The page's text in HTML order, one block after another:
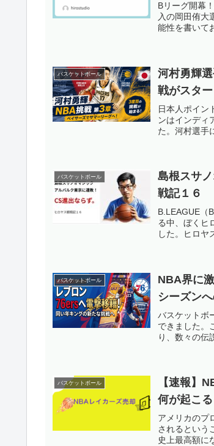
Bリーグ開幕
入の岡田侑大
能性を書いて
バスケットボール
河村勇輝
戦がスター
日本人ポイン
ンはインディ
た。河村選手
とでした。当
約を締結。エ
の契約であり
ピールを続け
約とは、NBA
属しながら経
す。グリズリ
ースタイル
人気を集めた
2025年7月の
指の名門チー
に血栓が見つ
のアクシデン
せんでした。
合平均18.7
方をアピール
す。身長では
スピード、そ
けられている
ペイサーズへ
バスケットボール
島根スサ
戦記１６
B.LEAGUE（
る中、ぼくヒ
した。ヒロヤ
バスケットボール
NBA界に
シーズン
バスケットボ
できました。
り、数々の伝
バスケットボール
【速報】
何が起こる
アメリカのプ
されるという
史上最高額に